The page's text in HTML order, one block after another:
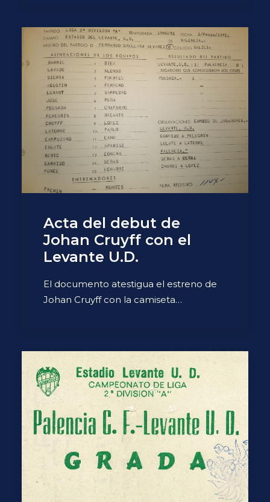
Acta del debut de
Johan Cruyff con el
Levante U.D.
El documento atestigua el estreno de
Johan Cruyff con la camiseta…